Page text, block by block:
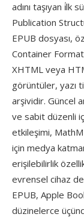
adını taşıyan i̇lk
Publication
EPUB dosyası,
Container
XHTML veya
görüntüler, yazı
arşividir. Güncel
ve sabit düzenli
etkileşimi,
için medya
erişilebilirlik
evrensel cihaz
EPUB, Apple
düzinelerce